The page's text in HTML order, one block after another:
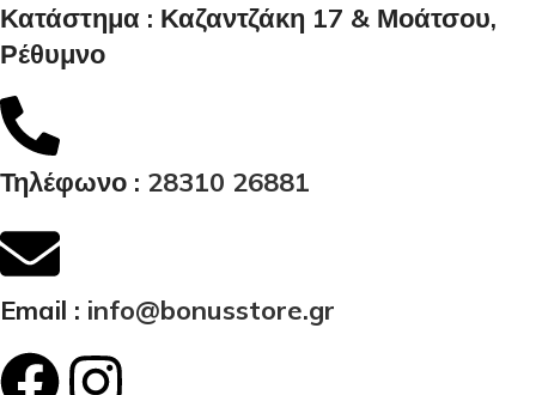
Κατάστημα : Καζαντζάκη 17 & Μοάτσου,
Ρέθυμνο
Τηλέφωνο : 28310 26881
Email : info@bonusstore.gr